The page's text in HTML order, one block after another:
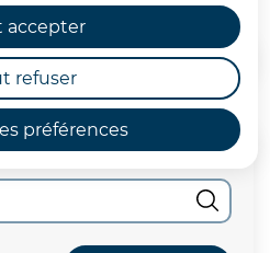
préférences
accepter
refuser